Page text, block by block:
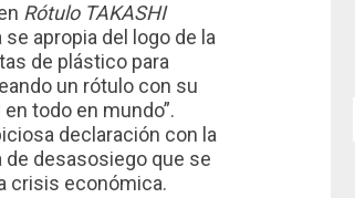
Rótulo TAKASHI
apropia del logo de la
de plástico para
un rótulo con su
todo en mundo”.
declaración con la
desasosiego que se
crisis económica.